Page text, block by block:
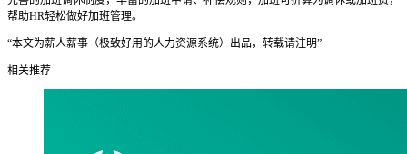
帮助HR轻松做好加班管理。
“本文为薪人薪事（极致好用的人力资源系统）出品，转载请注明”
相关推荐